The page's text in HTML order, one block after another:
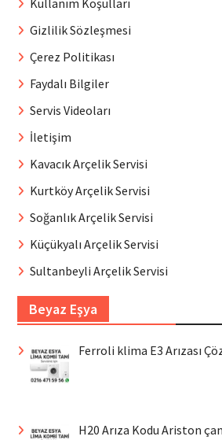
Kullanım Koşulları
Gizlilik Sözleşmesi
Çerez Politikası
Faydalı Bilgiler
Servis Videoları
İletişim
Kavacık Arçelik Servisi
Kurtköy Arçelik Servisi
Soğanlık Arçelik Servisi
Küçükyalı Arçelik Servisi
Sultanbeyli Arçelik Servisi
Beyaz Eşya
Ferroli klima E3 Arızası
H20 Arıza Kodu Ariston